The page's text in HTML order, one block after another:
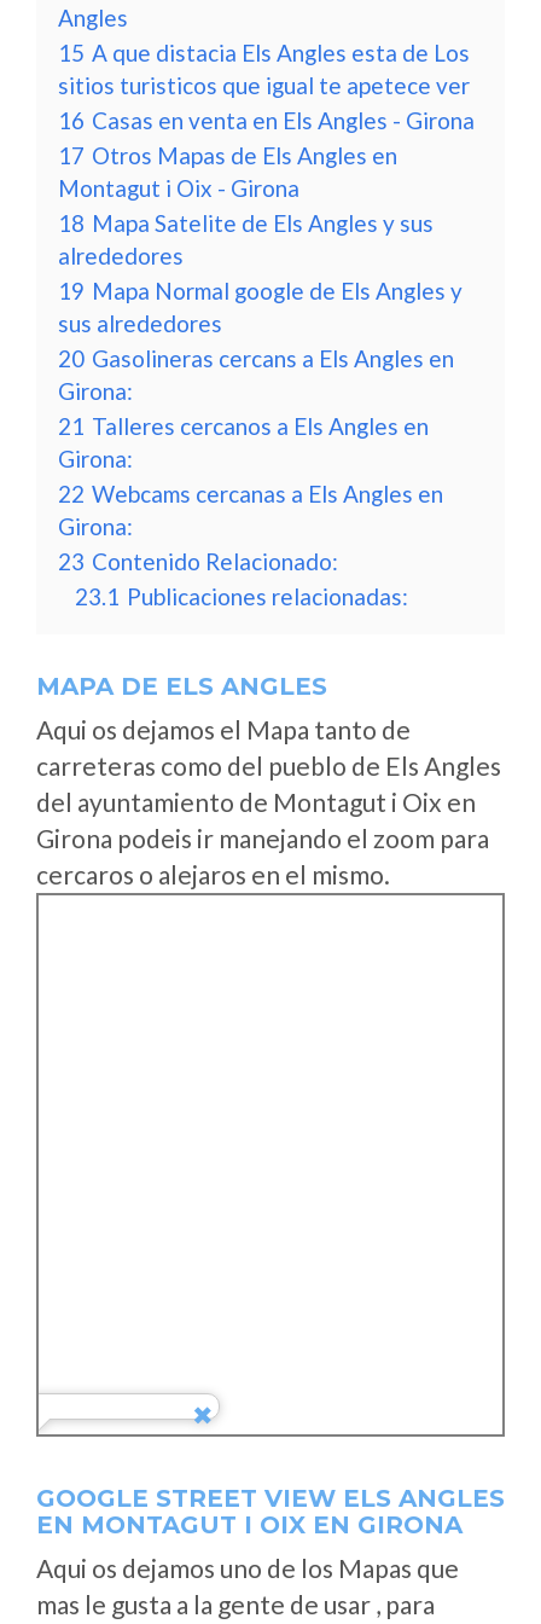
Angles
15 A que distacia Els Angles esta de Los
sitios turisticos que igual te apetece ver
16 Casas en venta en Els Angles - Girona
17 Otros Mapas de Els Angles en
Montagut i Oix - Girona
18 Mapa Satelite de Els Angles y sus
alrededores
19 Mapa Normal google de Els Angles y
sus alrededores
20 Gasolineras cercans a Els Angles en
Girona:
21 Talleres cercanos a Els Angles en
Girona:
22 Webcams cercanas a Els Angles en
Girona:
23 Contenido Relacionado:
23.1 Publicaciones relacionadas:
MAPA DE ELS ANGLES
Aqui os dejamos el Mapa tanto de
carreteras como del pueblo de Els Angles
del ayuntamiento de Montagut i Oix en
Girona podeis ir manejando el zoom para
cercaros o alejaros en el mismo.
GOOGLE STREET VIEW ELS ANGLES
EN MONTAGUT I OIX EN GIRONA
Aqui os dejamos uno de los Mapas que
mas le gusta a la gente de usar , para